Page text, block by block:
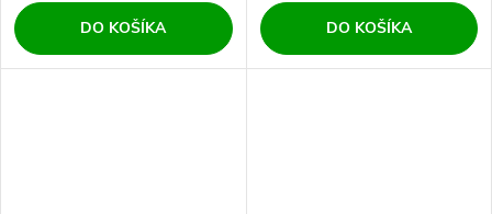
DO KOŠÍKA DO KOŠÍKA